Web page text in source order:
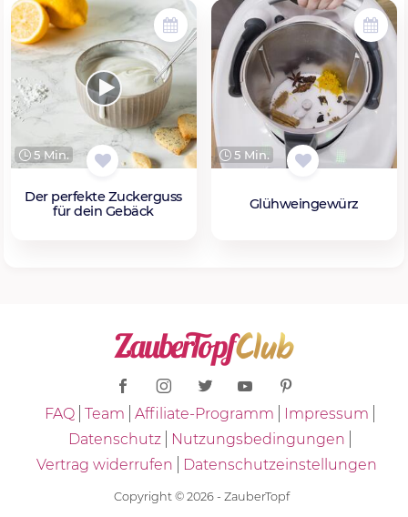
5 Min.
Der perfekte Zuckerguss
für dein Gebäck
5 Min.
Glühweingewürz
FAQ Team Affiliate-Programm
Impressum
Datenschutz
Nutzungsbedingungen
Vertrag widerrufen
Datenschutzeinstellungen
Copyright © 2026 - ZauberTopf